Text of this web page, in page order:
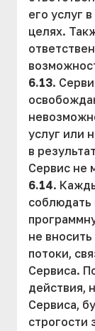
его услуг
целях.
6.13.
услуг или
в
Сервис не
6.14.
соблюдать
не
потоки,
Сервиса.
действия,
Сервиса,
строгости